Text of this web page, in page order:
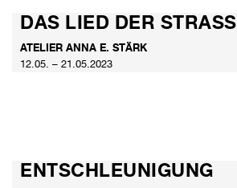
DAS LIED DER STRASSE
ATELIER ANNA E. STÄRK
12.05. – 21.05.2023
ENTSCHLEUNIGUNG